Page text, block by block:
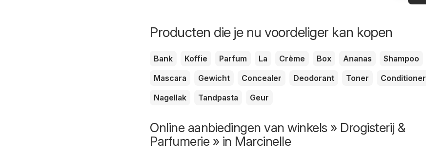
Producten die je nu voordeliger kan kopen
Bank Koffie Parfum La Crème Box Ananas
Shampoo
Mascara
Gewicht Concealer Deodorant Toner
Conditioner
Nagellak
Tandpasta Geur
Online aanbiedingen van winkels » Drogisterij &
Parfumerie » in Marcinelle